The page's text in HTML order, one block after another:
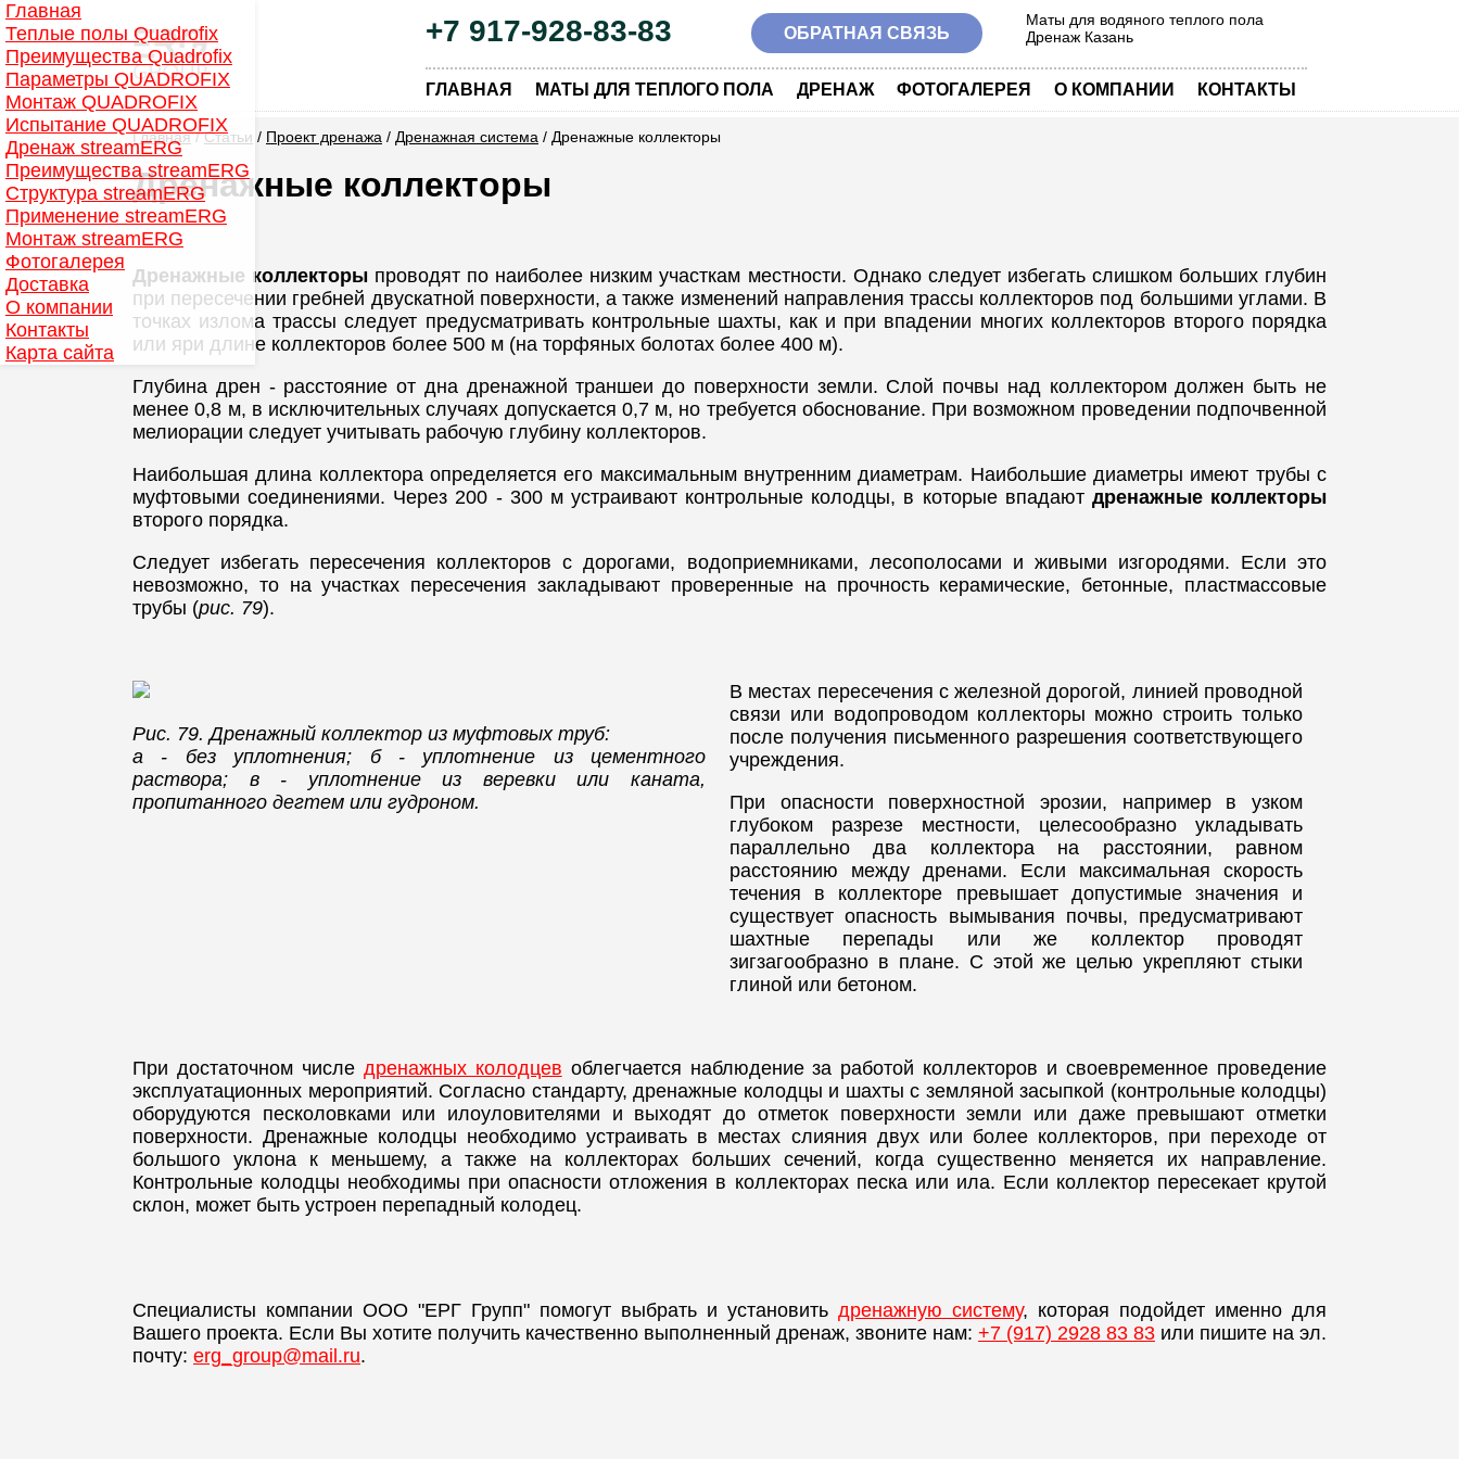
Главная
Теплые полы Quadrofix
Преимущества Quadrofix
Параметры QUADROFIX
Монтаж QUADROFIX
Испытание QUADROFIX
Дренаж streamERG
Преимущества streamERG
Структура streamERG
Применение streamERG
Монтаж streamERG
Фотогалерея
Доставка
О компании
Контакты
Карта сайта
+7 917-928-83-83 ОБРАТНАЯ СВЯЗЬ
Маты для водяного теплого пола
Дренаж Казань
ГЛАВНАЯ МАТЫ ДЛЯ ТЕПЛОГО ПОЛА ДРЕНАЖ ФОТОГАЛЕРЕЯ О КОМПАНИИ КОНТАКТЫ
Главная/Статьи / Проект дренажа / Дренажная система / Дренажные коллекторы
Дренажные коллекторы
Дренажные коллекторы проводят по наиболее низким участкам местности. Однако следует избегать слишком больших глубин
при пересечении гребней двускатной поверхности, а также изменений направления трассы коллекторов под большими углами. В
точках излома трассы следует предусматривать контрольные шахты, как и при впадении многих коллекторов второго порядка
или яри длине коллекторов более 500 м (на торфяных болотах более 400 м).
Глубина дрен - расстояние от дна дренажной траншеи до поверхности земли. Слой почвы над коллектором должен быть не
менее 0,8 м, в исключительных случаях допускается 0,7 м, но требуется обоснование. При возможном проведении подпочвенной
мелиорации следует учитывать рабочую глубину коллекторов.
Наибольшая длина коллектора определяется его максимальным внутренним диаметрам. Наибольшие диаметры имеют трубы с
муфтовыми соединениями. Через 200 - 300 м устраивают контрольные колодцы, в которые впадают дренажные коллекторы
второго порядка.
Следует избегать пересечения коллекторов с дорогами, водоприемниками, лесополосами и живыми изгородями. Если это
невозможно, то на участках пересечения закладывают проверенные на прочность керамические, бетонные, пластмассовые
трубы (рис. 79).
Рис. 79. Дренажный коллектор из муфтовых труб:
а - без уплотнения; б - уплотнение из цементного
раствора; в - уплотнение из веревки или каната,
пропитанного дегтем или гудроном.
В местах пересечения с железной дорогой, линией проводной
связи или водопроводом коллекторы можно строить только
после получения письменного разрешения соответствующего
учреждения.
При опасности поверхностной эрозии, например в узком
глубоком разрезе местности, целесообразно укладывать
параллельно два коллектора на расстоянии, равном
расстоянию между дренами. Если максимальная скорость
течения в коллекторе превышает допустимые значения и
существует опасность вымывания почвы, предусматривают
шахтные перепады или же коллектор проводят
зигзагообразно в плане. С этой же целью укрепляют стыки
глиной или бетоном.
При достаточном числе дренажных колодцев облегчается наблюдение за работой коллекторов и своевременное проведение
эксплуатационных мероприятий. Согласно стандарту, дренажные колодцы и шахты с земляной засыпкой (контрольные колодцы)
оборудуются песколовками или илоуловителями и выходят до отметок поверхности земли или даже превышают отметки
поверхности. Дренажные колодцы необходимо устраивать в местах слияния двух или более коллекторов, при переходе от
большого уклона к меньшему, а также на коллекторах больших сечений, когда существенно меняется их направление.
Контрольные колодцы необходимы при опасности отложения в коллекторах песка или ила. Если коллектор пересекает крутой
склон, может быть устроен перепадный колодец.
Специалисты компании ООО "ЕРГ Групп" помогут выбрать и установить дренажную систему, которая подойдет именно для
Вашего проекта. Если Вы хотите получить качественно выполненный дренаж, звоните нам: +7 (917) 2928 83 83 или пишите на эл.
почту: erg_group@mail.ru.